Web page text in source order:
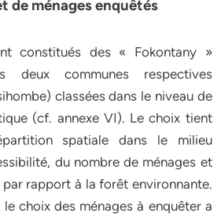
de ménages enquêtés
constitués des « Fokontany »
deux communes respectives
classées dans le niveau de
(cf. annexe VI). Le choix tient
spatiale dans le milieu
du nombre de ménages et
rapport à la forêt environnante.
choix des ménages à enquêter a